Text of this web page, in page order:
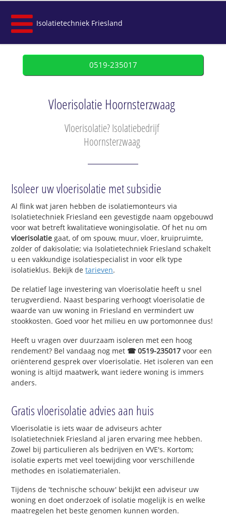
Isolatietechniek Friesland
0519-235017
Vloerisolatie Hoornsterzwaag
Vloerisolatie? Isolatiebedrijf
Hoornsterzwaag
Isoleer uw vloerisolatie met subsidie
Al flink wat jaren hebben de isolatiemonteurs via
Isolatietechniek Friesland een gevestigde naam opgebouwd
voor wat betreft kwalitatieve woningisolatie. Of het nu om
vloerisolatie gaat, of om spouw, muur, vloer, kruipruimte,
zolder of dakisolatie; via Isolatietechniek Friesland schakelt
u een vakkundige isolatiespecialist in voor elk type
isolatieklus. Bekijk detarieven.
De relatief lage investering van vloerisolatie heeft u snel
terugverdiend. Naast besparing verhoogt vloerisolatie de
waarde van uw woning in Friesland en vermindert uw
stookkosten. Goed voor het milieu en uw portomonnee dus!
Heeft u vragen over duurzaam isoleren met een hoog
rendement? Bel vandaag nog met ☎ 0519-235017 voor een
oriënterend gesprek over vloerisolatie. Het isoleren van een
woning is altijd maatwerk, want iedere woning is immers
anders.
Gratis vloerisolatie advies aan huis
Vloerisolatie is iets waar de adviseurs achter
Isolatietechniek Friesland al jaren ervaring mee hebben.
Zowel bij particulieren als bedrijven en VVE's. Kortom;
isolatie experts met veel toewijding voor verschillende
methodes en isolatiematerialen.
Tijdens de 'technische schouw' bekijkt een adviseur uw
woning en doet onderzoek of isolatie mogelijk is en welke
maatregelen het beste genomen kunnen worden.